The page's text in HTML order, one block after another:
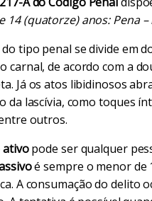
14 (quatorze) anos: Pena
tipo penal se divide em
carnal, de acordo com a
Já os atos libidinosos
da lascívia, como toques
outros.
ativopode ser qualquer
é sempre o menor de
A consumação do delito